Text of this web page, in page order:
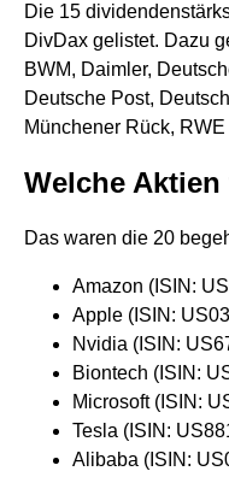
Die 15
DivDax gelistet. Dazu
BWM, Daimler,
Deutsche Post,
Münchener Rück,
Welche Aktien
Das waren die 20
Amazon (ISIN:
Apple (ISIN:
Nvidia (ISIN:
Biontech (ISIN:
Microsoft (ISIN:
Tesla (ISIN:
Alibaba (ISIN: